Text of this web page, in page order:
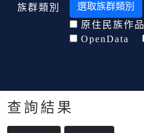
族群類別
選取族群類別
原住民族作品
OpenData
查詢結果